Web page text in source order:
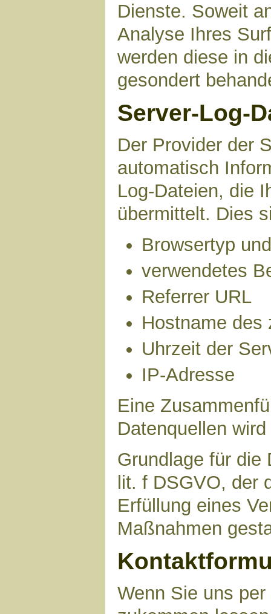
Dienste. Soweit
Analyse Ihres
werden diese in
gesondert
Server-Log-
Der Provider der
automatisch
Log-Dateien, die
übermittelt. Dies
Browsertyp
verwendetes
Referrer URL
Hostname des
Uhrzeit der
IP-Adresse
Eine
Datenquellen
Grundlage für die
lit. f DSGVO, der
Erfüllung eines
Maßnahmen
Wenn Sie uns